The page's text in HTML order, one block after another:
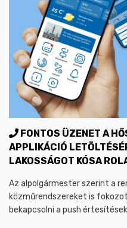
FONTOS ÜZENET A
APPLIKÁCIÓ
LAKOSSÁGOT KÓSA
Az alpolgármester szerint a
közműrendszereket is
bekapcsolni a push